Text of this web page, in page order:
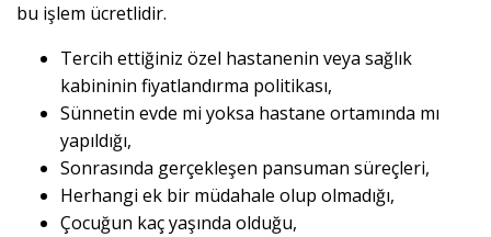
bu işlem ücretlidir.
Tercih ettiğiniz özel hastanenin veya sağlık
kabininin fiyatlandırma politikası,
Sünnetin evde mi yoksa hastane ortamında mı
yapıldığı,
Sonrasında gerçekleşen pansuman süreçleri,
Herhangi ek bir müdahale olup olmadığı,
Çocuğun kaç yaşında olduğu,